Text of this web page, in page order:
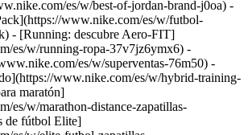
es/w/best-of-jordan-brand-j0oa) -
www.nike.com/es/w/futbol-
- [Running: descubre Aero-FIT]
es/w/running-ropa-37v7jz6ymx6) -
es/w/superventas-76m50) -
www.nike.com/es/w/hybrid-training-
maratón]
es/w/marathon-distance-zapatillas-
de fútbol Elite]